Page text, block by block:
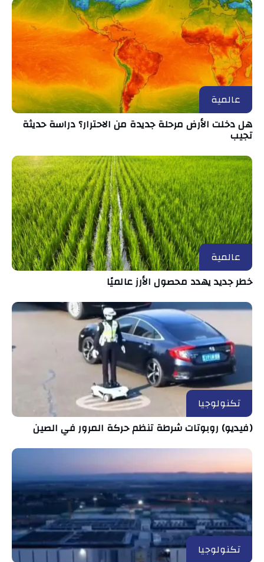
عالمية
هل دخلت الأرض مرحلة جديدة من الاحترار؟ دراسة حديثة
تجيب
عالمية
خطر جديد يهدد محصول الأرز عالميًا
تكنولوجيا
(فيديو) روبوتات شرطة تنظم حركة المرور في الصين
تكنولوجيا